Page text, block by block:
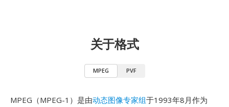
关于格式
MPEG PVF
MPEG（MPEG-1）是由动态图像专家组于1993年8月作为